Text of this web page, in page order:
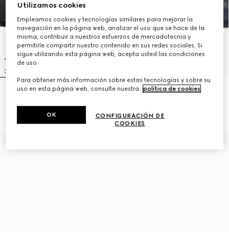
Mocasín con Horsebit para
Mocasín con tribanda Web para
CHF 720
Utilizamos cookies
Empleamos cookies y tecnologías similares para mejorar la
navegación en la página web, analizar el uso que se hace de la
misma, contribuir a nuestros esfuerzos de mercadotecnia y
permitirle compartir nuestro contenido en sus redes sociales. Si
sigue utilizando esta página web, acepta usted las condiciones
de uso.
Para obtener más información sobre estas tecnologías y sobre su
uso en esta página web, consulte nuestra
política de cookies.
CONFIGURACIÓN DE
COOKIES
OK